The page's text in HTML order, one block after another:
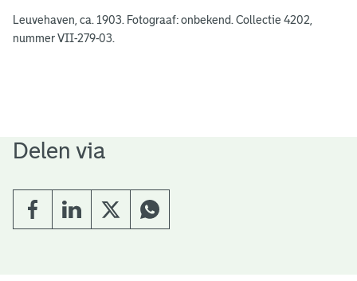
Leuvehaven, ca. 1903. Fotograaf: onbekend. Collectie 4202,
nummer VII-279-03.
Delen via